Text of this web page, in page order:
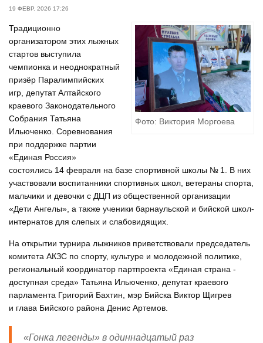
19 ФЕВР. 2026 17:26
Фото: Виктория Моргоева
Традиционно
организатором этих лыжных
стартов выступила
чемпионка и неоднократный
призёр Паралимпийских
игр, депутат Алтайского
краевого Законодательного
Собрания Татьяна
Ильюченко. Соревнования
при поддержке партии
«Единая Россия»
состоялись 14 февраля на базе спортивной школы № 1. В них
участвовали воспитанники спортивных школ, ветераны спорта,
мальчики и девочки с ДЦП из общественной организации
«Дети Ангелы», а также ученики барнаульской и бийской школ-
интернатов для слепых и слабовидящих.
На открытии турнира лыжников приветствовали председатель
комитета АКЗС по спорту, культуре и молодежной политике,
региональный координатор партпроекта «Единая страна -
доступная среда» Татьяна Ильюченко, депутат краевого
парламента Григорий Бахтин, мэр Бийска Виктор Щигрев
и глава Бийского района Денис Артемов.
«Гонка легенды» в одиннадцатый раз